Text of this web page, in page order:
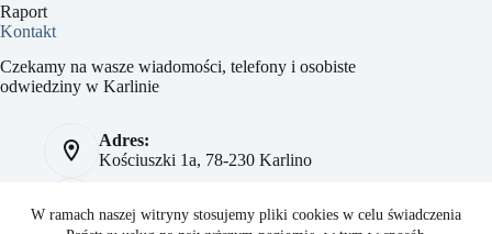
W ramach naszej witryny stosujemy pliki cookies w celu świadczenia
Raport
Kontakt
Czekamy na wasze wiadomości, telefony i osobiste
odwiedziny w Karlinie
Adres:
Kościuszki 1a, 78-230 Karlino
784 093 041